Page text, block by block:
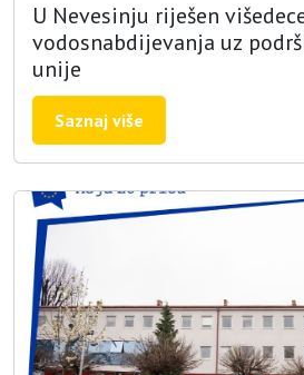
U Nevesinju riješen
vodosnabdijevanja uz
unije
Saznaj više